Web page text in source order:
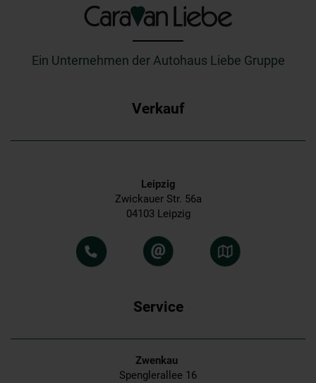
Ein Unternehmen der Autohaus Liebe Gruppe
Verkauf
Leipzig
Zwickauer Str. 56a
04103 Leipzig
Service
Zwenkau
Spenglerallee 16